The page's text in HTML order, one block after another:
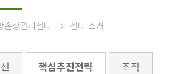
손상관리센터 센터 소개
핵심추진전략 조직